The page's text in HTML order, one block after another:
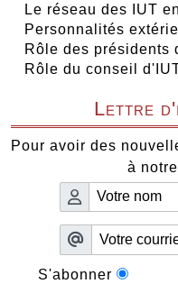
Le réseau des IUT
Personnalités
Rôle des présidents
Rôle du conseil
Lettre
Pour avoir des
à
S'abonner